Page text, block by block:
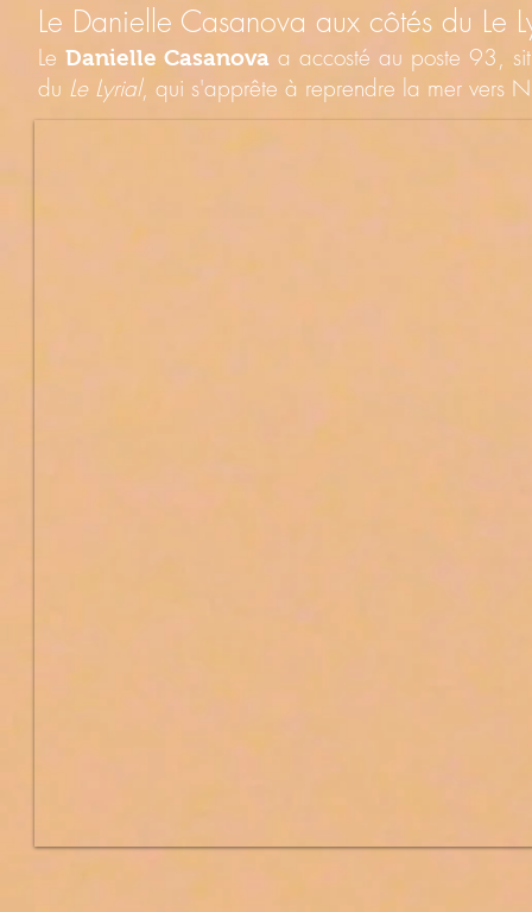
Le Danielle Casanova aux côtés du Le
Le Danielle Casanova a accosté au poste 93,
du Le Lyrial, qui s'apprête à reprendre la mer vers